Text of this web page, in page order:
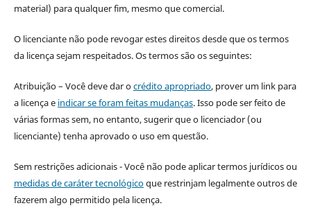
material) para qualquer fim, mesmo que comercial.
O licenciante não pode revogar estes direitos desde que os termos
da licença sejam respeitados. Os termos são os seguintes:
Atribuição – Você deve dar ocrédito apropriado, prover um link para
a licença e indicar se foram feitas mudanças. Isso pode ser feito de
várias formas sem, no entanto, sugerir que o licenciador (ou
licenciante) tenha aprovado o uso em questão.
Sem restrições adicionais - Você não pode aplicar termos jurídicos ou
medidas de caráter tecnológicoque restrinjam legalmente outros de
fazerem algo permitido pela licença.